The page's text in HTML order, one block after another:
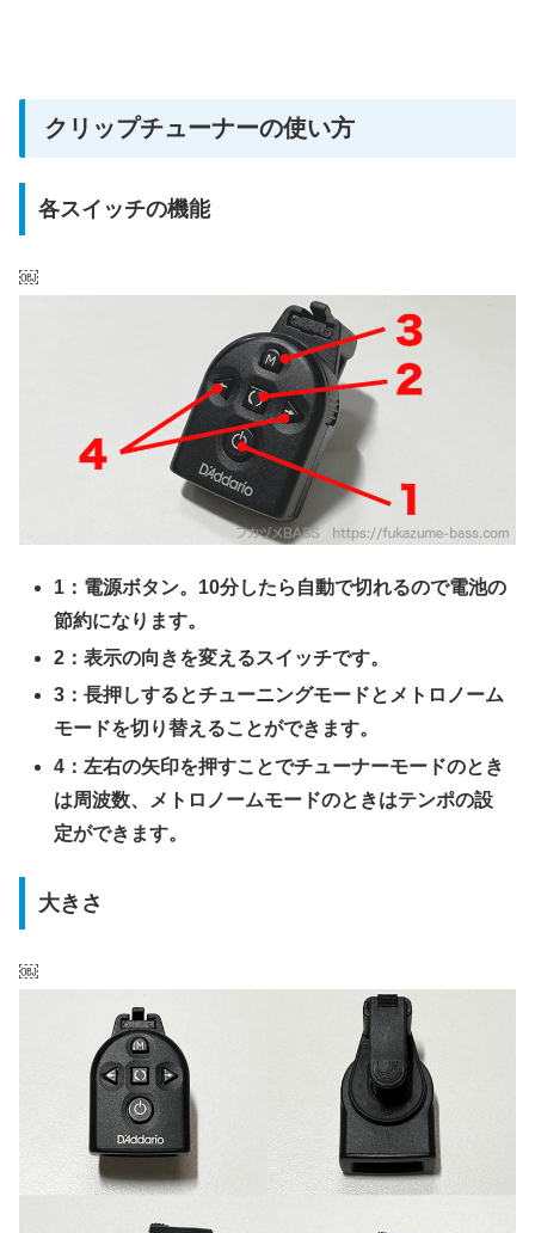
クリップチューナーの使い方
各スイッチの機能
￼
1：電源ボタン。10分したら自動で切れるので電池の
節約になります。
2：表示の向きを変えるスイッチです。
3：長押しするとチューニングモードとメトロノーム
モードを切り替えることができます。
4：左右の矢印を押すことでチューナーモードのとき
は周波数、メトロノームモードのときはテンポの設
定ができます。
大きさ
￼